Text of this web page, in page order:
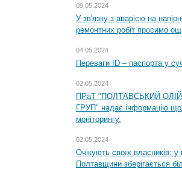
09.05.2024
У зв'язку з аварією на
ремонтних робіт просимо
04.05.2024
Переваги ID – паспорта у
02.05.2024
ПРаТ "ПОЛТАВСЬКИЙ
ГРУП" надає інформацію
моніторингу.
02.05.2024
Очікують своїх власників: у
Полтавщини зберігається